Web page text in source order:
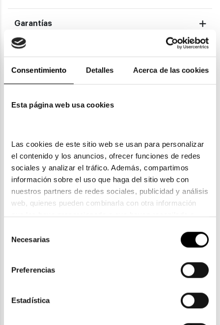
Consentimiento Detalles Acerca de las cookies
Esta página web usa cookies
Las cookies de este sitio web se usan para personalizar
el contenido y los anuncios, ofrecer funciones de redes
sociales y analizar el tráfico. Además, compartimos
información sobre el uso que haga del sitio web con
nuestros partners de redes sociales, publicidad y análisis
web, quienes pueden combinarla con otra información
que les haya proporcionado o que hayan recopilado a
la política de privacidad en el siguiente
. Consulta
Necesarias
Preferencias
Estadística
Garantías
También te puede gustar
85,00€